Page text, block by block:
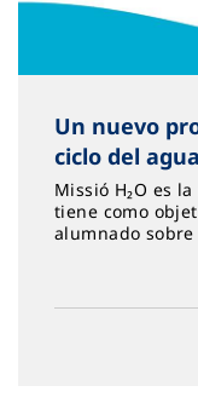
Un nuevo
ciclo del
Missió H₂O es
tiene como
alumnado